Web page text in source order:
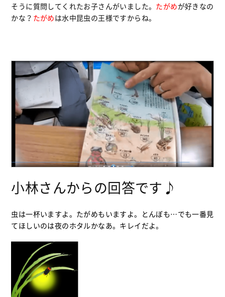
そうに質問してくれたお子さんがいました。 たがめが好きなの
かな？ たがめは水中昆虫の王様ですからね。
小林さんからの回答です♪
虫は一杯いますよ。たがめもいますよ。とんぼも…でも一番見
てほしいのは夜のホタルかなあ。キレイだよ。